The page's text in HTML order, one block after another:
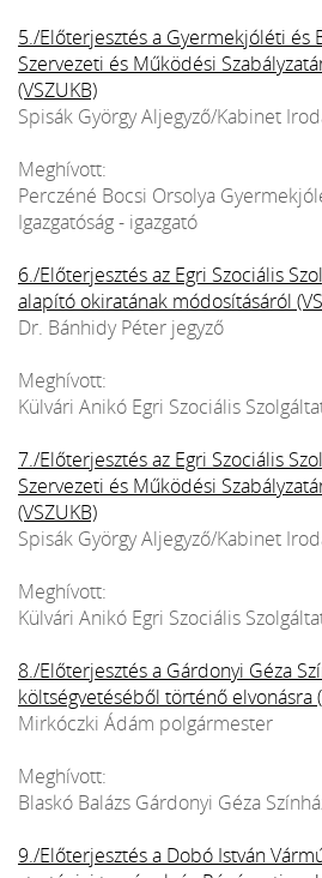
5./Előterjesztés a Gyermekjóléti és
Szervezeti és Működési
(VSZUKB)
Spisák György Aljegyző/Kabinet
Meghívott:
Perczéné Bocsi Orsolya
Igazgatóság - igazgató
6./Előterjesztés az Egri Szociális
alapító okiratának módosításáról
Dr. Bánhidy Péter jegyző
Meghívott:
Külvári Anikó Egri Szociális
7./Előterjesztés az Egri Szociális
Szervezeti és Működési
(VSZUKB)
Spisák György Aljegyző/Kabinet
Meghívott:
Külvári Anikó Egri Szociális
8./Előterjesztés a Gárdonyi Géza
költségvetéséből történő elvonásra
Mirkóczki Ádám polgármester
Meghívott:
Blaskó Balázs Gárdonyi Géza
9./Előterjesztés a Dobó István